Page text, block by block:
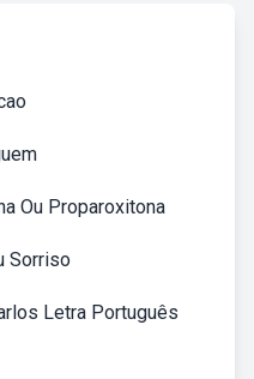
Ou Proparoxitona
Sorriso
Letra Português